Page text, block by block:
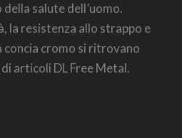
salute dell’uomo.
la resistenza allo strappo e
concia cromo si ritrovano
articoli DL Free Metal.